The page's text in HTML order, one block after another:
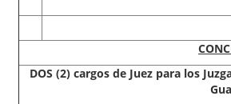
DOS (2) cargos de Juez para los